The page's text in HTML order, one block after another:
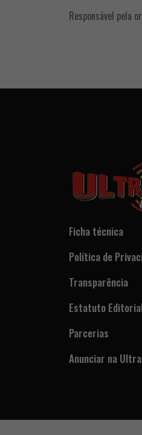
Responsável pela
Ficha técnica
Política de
Transparência
Estatuto
Parcerias
Anunciar na Ultra